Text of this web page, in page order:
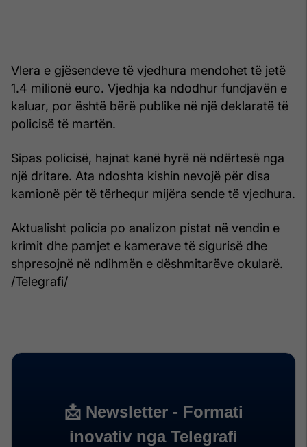
Vlera e gjësendeve të vjedhura mendohet të jetë
1.4 milionë euro. Vjedhja ka ndodhur fundjavën e
kaluar, por është bërë publike në një deklaratë të
policisë të martën.
Sipas policisë, hajnat kanë hyrë në ndërtesë nga
një dritare. Ata ndoshta kishin nevojë për disa
kamionë për të tërhequr mijëra sende të vjedhura.
Aktualisht policia po analizon pistat në vendin e
krimit dhe pamjet e kamerave të sigurisë dhe
shpresojnë në ndihmën e dëshmitarëve okularë.
/Telegrafi/